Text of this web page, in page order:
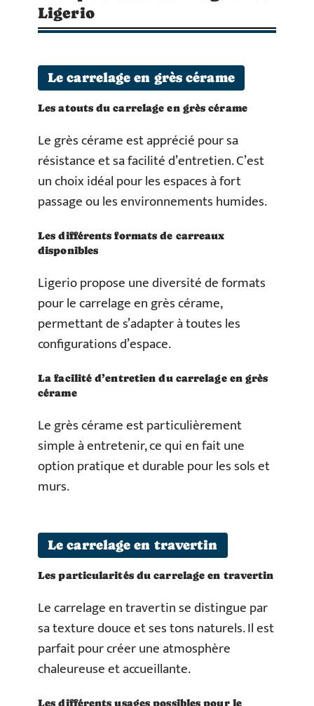
Ligerio
Le carrelage en grès cérame
Les atouts du carrelage en grès cérame
Le grès cérame est apprécié pour sa
résistance et sa facilité d’entretien. C’est
un choix idéal pour les espaces à fort
passage ou les environnements humides.
Les différents formats de carreaux
disponibles
Ligerio propose une diversité de formats
pour le carrelage en grès cérame,
permettant de s’adapter à toutes les
configurations d’espace.
La facilité d’entretien du carrelage en grès
cérame
Le grès cérame est particulièrement
simple à entretenir, ce qui en fait une
option pratique et durable pour les sols et
murs.
Le carrelage en travertin
Les particularités du carrelage en travertin
Le carrelage en travertin se distingue par
sa texture douce et ses tons naturels. Il est
parfait pour créer une atmosphère
chaleureuse et accueillante.
Les différents usages possibles pour le